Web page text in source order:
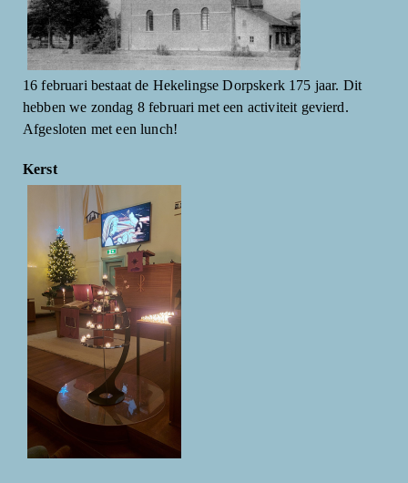
16 februari bestaat de Hekelingse Dorpskerk 175 jaar. Dit
hebben we zondag 8 februari met een activiteit gevierd.
Afgesloten met een lunch!
Kerst